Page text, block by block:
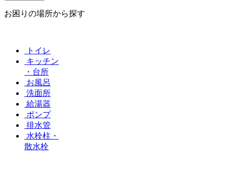
お困りの場所から探す
トイレ
キッチン
・台所
お風呂
洗面所
給湯器
ポンプ
排水管
水栓柱・
散水栓